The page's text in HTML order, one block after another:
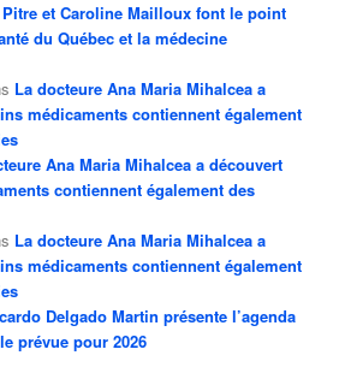
et Caroline Mailloux font le point
du Québec et la médecine
La docteure Ana Maria Mihalcea a
médicaments contiennent également
Ana Maria Mihalcea a découvert
contiennent également des
La docteure Ana Maria Mihalcea a
médicaments contiennent également
Delgado Martin présente l’agenda
prévue pour 2026